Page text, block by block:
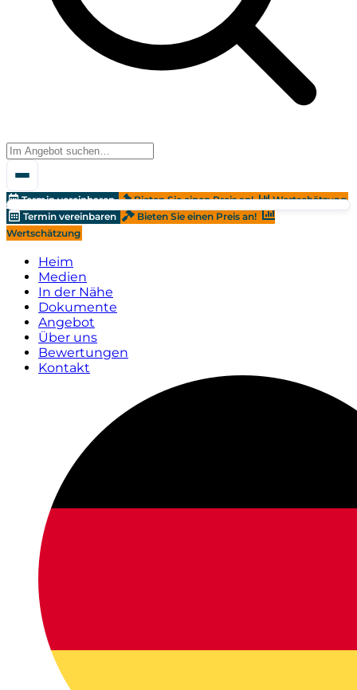
Termin vereinbaren Bieten Sie einen Preis an!
Wertschätzung
Termin vereinbaren
Bieten Sie einen Preis an!
Wertschätzung
Heim
Medien
In der Nähe
Dokumente
Angebot
Über uns
Bewertungen
Kontakt